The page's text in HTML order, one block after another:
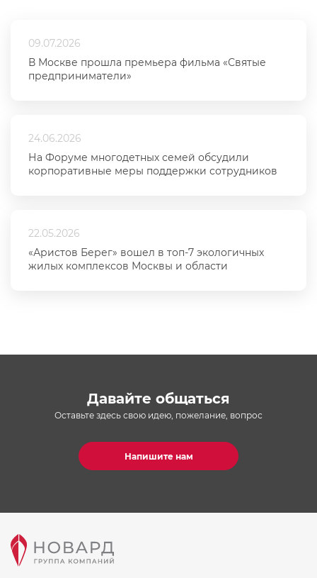
09.07.2026
В Москве прошла премьера фильма «Святые
предприниматели»
24.06.2026
На Форуме многодетных семей обсудили
корпоративные меры поддержки сотрудников
22.05.2026
«Аристов Берег» вошел в топ-7 экологичных
жилых комплексов Москвы и области
Давайте общаться
Оставьте здесь свою идею, пожелание, вопрос
Напишите нам